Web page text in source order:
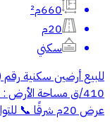
660م²
20م
سكني
عرض 20م شرقًا 📞 للتواصل : 5295-555-057 | 6111-555-057